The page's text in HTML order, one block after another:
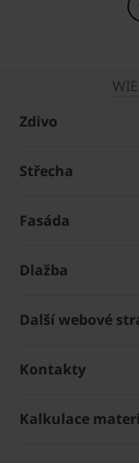
Zdivo
Střecha
Fasáda
Dlažba
Další webové
Kontakty
Kalkulace